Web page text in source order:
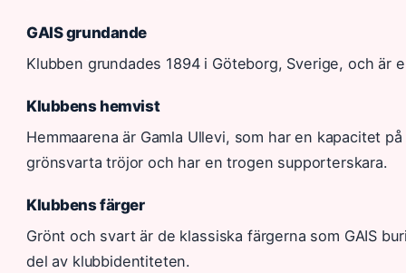
GAIS grundande
Klubben grundades 1894 i Göteborg, Sverige, och är
Klubbens hemvist
Hemmaarena är Gamla Ullevi, som har en kapacitet
grönsvarta tröjor och har en trogen supporterskara.
Klubbens färger
Grönt och svart är de klassiska färgerna som GAIS
del av klubbidentiteten.